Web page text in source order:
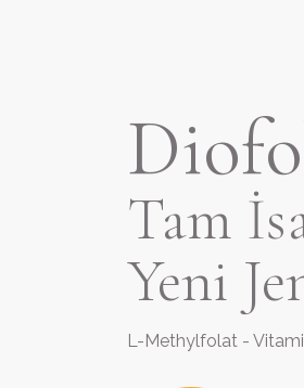
Tam
Yeni
L-Methylfolat -